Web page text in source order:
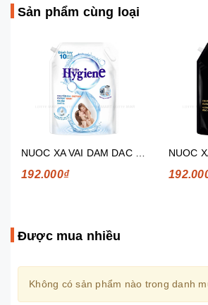
Sản phẩm cùng loại
192.000₫
Được mua nhiều
Không có sản phẩm nào trong danh